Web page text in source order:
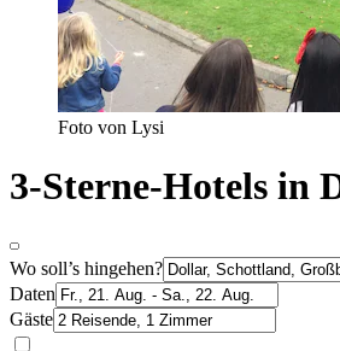
Foto von Lysi
3-Sterne-Hotels in
Wo soll’s hingehen?
Daten
Gäste